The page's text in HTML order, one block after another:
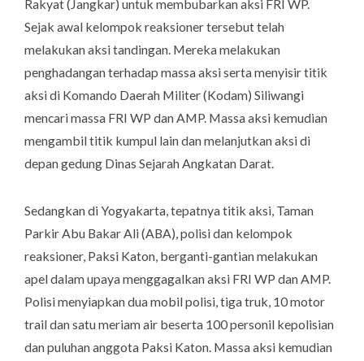
Rakyat (Jangkar) untuk membubarkan aksi FRI WP.
Sejak awal kelompok reaksioner tersebut telah
melakukan aksi tandingan. Mereka melakukan
penghadangan terhadap massa aksi serta menyisir titik
aksi di Komando Daerah Militer (Kodam) Siliwangi
mencari massa FRI WP dan AMP. Massa aksi kemudian
mengambil titik kumpul lain dan melanjutkan aksi di
depan gedung Dinas Sejarah Angkatan Darat.
Sedangkan di Yogyakarta, tepatnya titik aksi, Taman
Parkir Abu Bakar Ali (ABA), polisi dan kelompok
reaksioner, Paksi Katon, berganti-gantian melakukan
apel dalam upaya menggagalkan aksi FRI WP dan AMP.
Polisi menyiapkan dua mobil polisi, tiga truk, 10 motor
trail dan satu meriam air beserta 100 personil kepolisian
dan puluhan anggota Paksi Katon. Massa aksi kemudian